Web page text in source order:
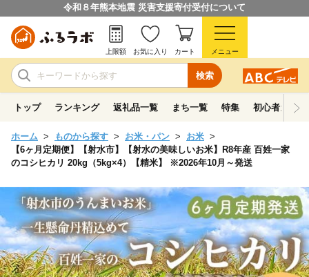
令和８年熊本地震 災害支援寄付受付について
検索
上限額 お気に入り カート メニュー
トップ ランキング 返礼品一覧 まち一覧 特集 初心者ガイド
ホーム ものから探す お米・パン
お米
【6ヶ月定期便】【射水市】【射水の美味しいお米】R8年産 百姓一家
のコシヒカリ 20kg（5kg×4）【精米】 ※2026年10月～発送